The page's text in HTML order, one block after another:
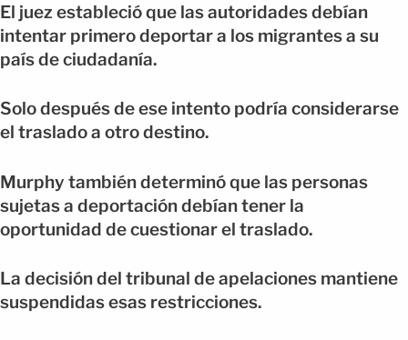
El juez estableció que las autoridades debían
intentar primero deportar a los migrantes a su
país de ciudadanía.
Solo después de ese intento podría considerarse
el traslado a otro destino.
Murphy también determinó que las personas
sujetas a deportación debían tener la
oportunidad de cuestionar el traslado.
La decisión del tribunal de apelaciones mantiene
suspendidas esas restricciones.